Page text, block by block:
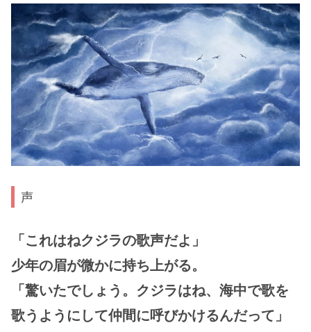
声
「これはねクジラの歌声だよ」
少年の眉が微かに持ち上がる。
「驚いたでしょう。クジラはね、海中で歌を
歌うようにして仲間に呼びかけるんだって」